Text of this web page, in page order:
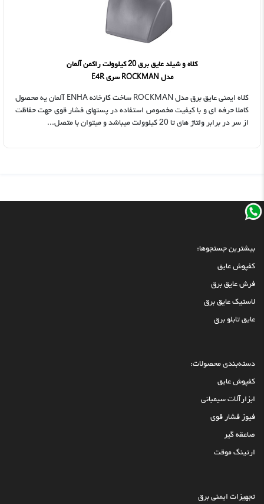
کلاه و شیلد عایق برق 20 کیلوولت راکمن آلمان
مدل ROCKMAN سری E4R
کلاه ایمنی عایق برق مدل ROCKMAN ساخت کارخانه ENHA آلمان یه محصول
کاملا حرفه ای و با کیفیت مخصوص استفاده در پستهای فشار قوی جهت حفاظت
از سر در برابر ولتاژ های تا 20 کیلوولت میباشد و میتوان با متصل...
بیشترین جستجوها:
کفپوش عایق
فرش عایق برق
لاستیک عایق برق
عایق تابلو برق
دسته‌بندی محصولات:
کفپوش عایق
ابزارآلات سیمبانی
فیوز فشار قوی
صاعقه گیر
ارتینگ موقت
تجهیزات ایمنی برق